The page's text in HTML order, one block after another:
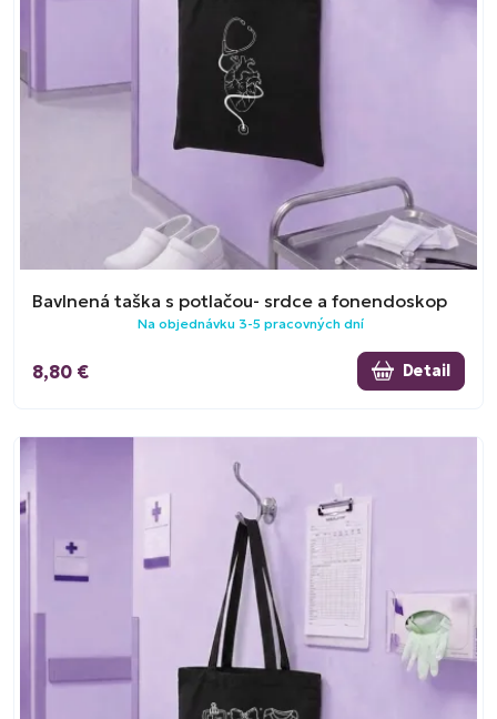
Bavlnená taška s potlačou- srdce a fonendoskop
Na objednávku 3-5 pracovných dní
8,80 € Detail